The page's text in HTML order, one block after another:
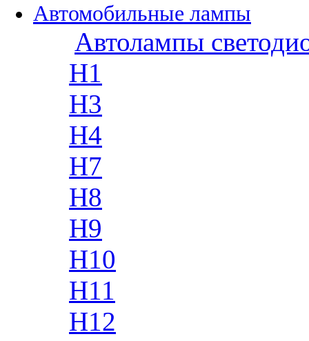
Автомобильные лампы
Автолампы
H1
H3
H4
H7
H8
H9
H10
H11
H12